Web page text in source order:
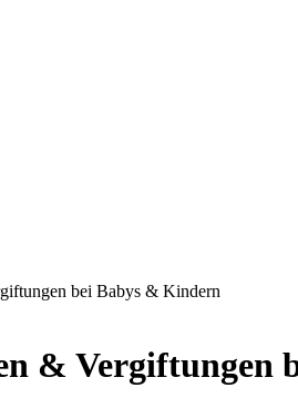
bei Babys & Kindern
& Vergiftungen